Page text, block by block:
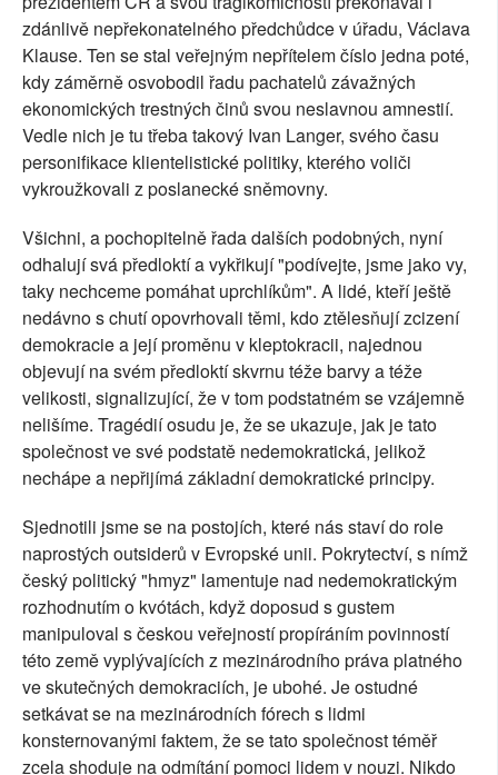
zdánlivě nepřekonatelného předchůdce v úřadu, Václava
Klause. Ten se stal veřejným nepřítelem číslo jedna poté,
kdy záměrně osvobodil řadu pachatelů závažných
ekonomických trestných činů svou neslavnou amnestií.
Vedle nich je tu třeba takový Ivan Langer, svého času
personifikace klientelistické politiky, kterého voliči
vykroužkovali z poslanecké sněmovny.
Všichni, a pochopitelně řada dalších podobných, nyní
odhalují svá předloktí a vykřikují "podívejte, jsme jako vy,
taky nechceme pomáhat uprchlíkům". A lidé, kteří ještě
nedávno s chutí opovrhovali těmi, kdo ztělesňují zcizení
demokracie a její proměnu v kleptokracii, najednou
objevují na svém předloktí skvrnu téže barvy a téže
velikosti, signalizující, že v tom podstatném se vzájemně
nelišíme. Tragédií osudu je, že se ukazuje, jak je tato
společnost ve své podstatě nedemokratická, jelikož
nechápe a nepřijímá základní demokratické principy.
Sjednotili jsme se na postojích, které nás staví do role
naprostých outsiderů v Evropské unii. Pokrytectví, s nímž
český politický "hmyz" lamentuje nad nedemokratickým
rozhodnutím o kvótách, když doposud s gustem
manipuloval s českou veřejností propíráním povinností
této země vyplývajících z mezinárodního práva platného
ve skutečných demokraciích, je ubohé. Je ostudné
setkávat se na mezinárodních fórech s lidmi
konsternovanými faktem, že se tato společnost téměř
zcela shoduje na odmítání pomoci lidem v nouzi. Nikdo